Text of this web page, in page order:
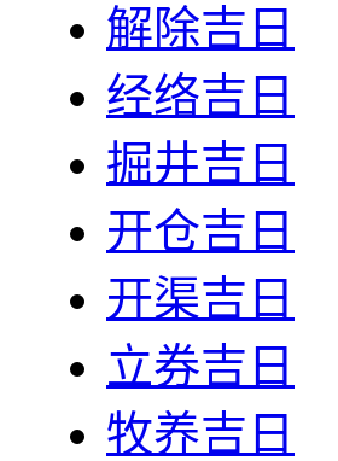
解除吉日
经络吉日
掘井吉日
开仓吉日
开渠吉日
立券吉日
牧养吉日